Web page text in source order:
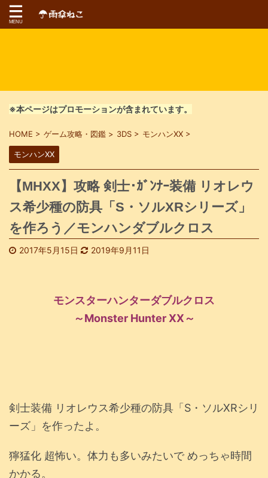
※本ページはプロモーションが含まれています。
HOME > ゲーム攻略・図鑑 > 3DS > モンハンXX >
モンハンXX
【MHXX】攻略 剣士･ｶﾞﾝﾅｰ装備 リオレウ
ス希少種の防具「S・ソルXRシリーズ」
を作ろう／モンハンダブルクロス
2017年5月15日 2019年9月11日
モンスターハンターダブルクロス
～Monster Hunter XX～
剣士装備 リオレウス希少種の防具「S・ソルXRシリ
ーズ」を作ったよ。
獰猛化 超怖い。体力も多いみたいで めっちゃ時間
かかる。